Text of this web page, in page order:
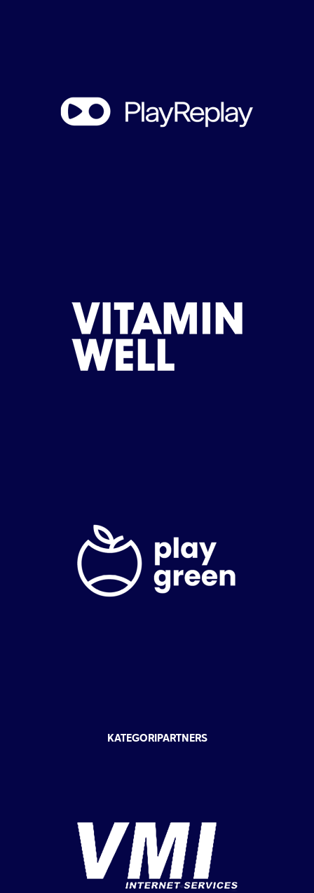
KATEGORIPARTNERS